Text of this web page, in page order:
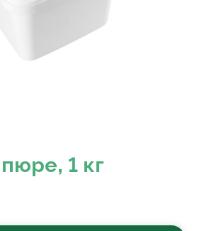
1 кг